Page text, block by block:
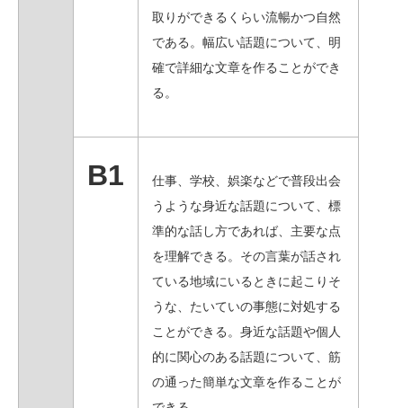
取りができるくらい流暢かつ自然
である。幅広い話題について、明
確で詳細な文章を作ることができ
る。
B1
仕事、学校、娯楽などで普段出会
うような身近な話題について、標
準的な話し方であれば、主要な点
を理解できる。その言葉が話され
ている地域にいるときに起こりそ
うな、たいていの事態に対処する
ことができる。身近な話題や個人
的に関心のある話題について、筋
の通った簡単な文章を作ることが